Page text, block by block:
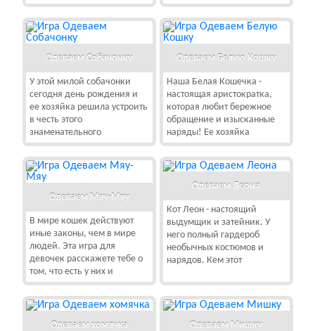
Одеваем Собачонку
У этой милой собачонки
сегодня день рождения и
ее хозяйка решила устроить
в честь этого
знаменательного
Одеваем Белую Кошку
Наша Белая Кошечка -
настоящая аристократка,
которая любит бережное
обращение и изысканные
наряды! Ее хозяйка
Одеваем Мяу-Мяу
В мире кошек действуют
иные законы, чем в мире
людей. Эта игра для
девочек расскажете тебе о
том, что есть у них и
Одеваем Леона
Кот Леон - настоящий
выдумщик и затейник. У
него полный гардероб
необычных костюмов и
нарядов. Кем этот
Одеваем хомячка Одеваем Мишку